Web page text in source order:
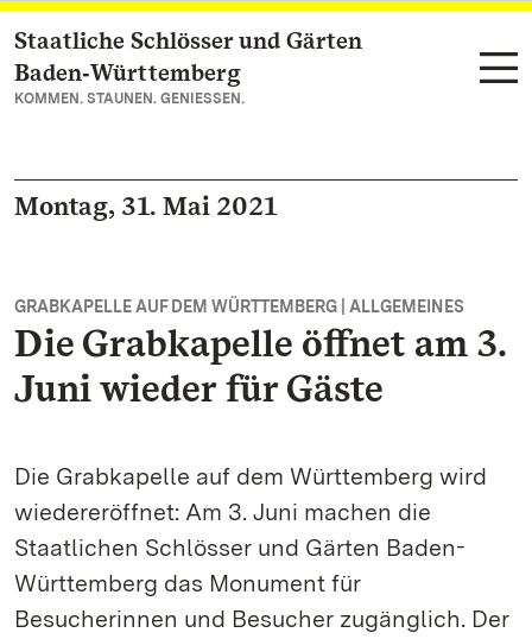
Zum Hauptinhalt springen
Staatliche Schlösser und Gärten
Baden‑Württemberg
KOMMEN. STAUNEN. GENIESSEN.
Montag, 31. Mai 2021
GRABKAPELLE AUF DEM WÜRTTEMBERG | ALLGEMEINES
Die Grabkapelle öffnet am 3.
Juni wieder für Gäste
Die Grabkapelle auf dem Württemberg wird
wiedereröffnet: Am 3. Juni machen die
Staatlichen Schlösser und Gärten Baden-
Württemberg das Monument für
Besucherinnen und Besucher zugänglich. Der